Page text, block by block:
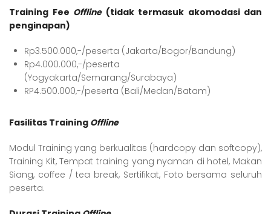
Training Fee Offline (tidak termasuk akomodasi dan
penginapan)
Rp3.500.000,-/peserta (Jakarta/Bogor/Bandung)
Rp4.000.000,-/peserta
(Yogyakarta/Semarang/Surabaya)
RP4.500.000,-/peserta (Bali/Medan/Batam)
Fasilitas Training Offline
Modul Training yang berkualitas (hardcopy dan softcopy),
Training Kit, Tempat training yang nyaman di hotel, Makan
Siang, coffee / tea break, Sertifikat, Foto bersama seluruh
peserta.